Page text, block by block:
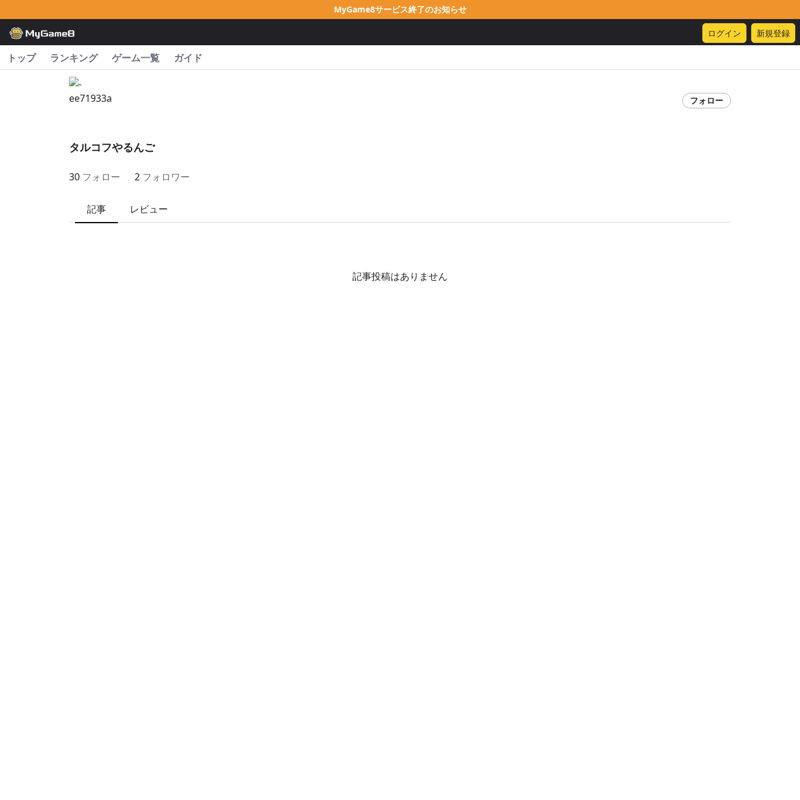
MyGame8サービス終了のお知らせ
ログイン 新規登録
トップ ランキング ゲーム一覧 ガイド
フォロー
タルコフやるんご
30 フォロー 2 フォロワー
記事 レビュー
記事投稿はありません